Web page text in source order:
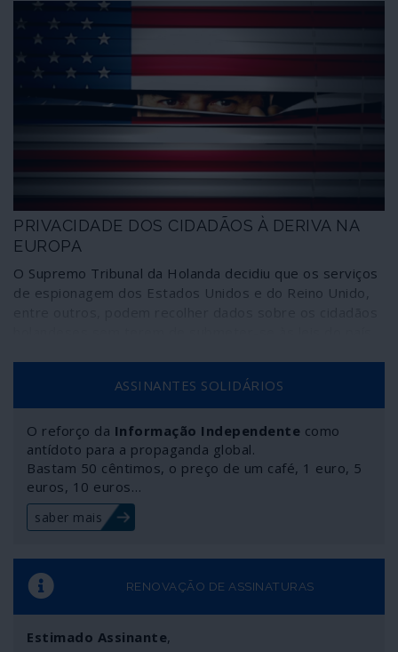
controlo e supervisão, pelo que volta a correr-se o risco
de perder a legitimidade democrática destas
transformações.
PRIVACIDADE DOS CIDADÃOS À DERIVA NA
EUROPA
O Supremo Tribunal da Holanda decidiu que os serviços
de espionagem dos Estados Unidos e do Reino Unido,
ASSINANTES SOLIDÁRIOS
O reforço da Informação Independente como
antídoto para a propaganda global.
Bastam 50 cêntimos, o preço de um café, 1 euro, 5
euros, 10 euros…
saber mais
RENOVAÇÃO DE ASSINATURAS
Estimado Assinante,